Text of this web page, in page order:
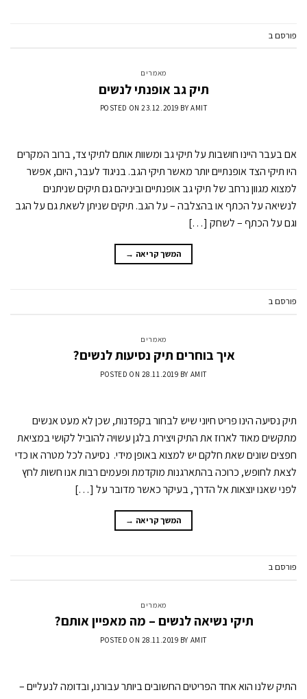
פורסם ב
מאמרים
תיק גב אופנתי לנשים
POSTED ON23.12.2019 BYAMIT
אם בעבר היינו חושבות על תיקי גב ומשוות אותם לתיקי צד, ברוב המקרים
היו תיקי הצד אופנתיים יותר מאשר תיקי הגב. בניגוד לעבר, היום, אפשר
למצוא מגוון נרחב של תיקי גב אופנתיים וביניהם גם תיקים שניתנים
לנשיאה על הכתף או בהצלבה – על הגב. תיקים שניתן לשאת גם על הגב
וגם על הכתף – לשחק […]
המשך קריאה →
פורסם ב
מאמרים
איך בוחרים תיק נסיעות לנשים?
POSTED ON 28.11.2019 BY AMIT
תיק נסיעה הינו פריט חיוני שיש לבחור בקפדנות, שכן לא מעט אנשים
מתקשים מאוד לארוז את התיק ויצירת בלגן עשויה להוביל לקושי במציאת
חפצים שונים שאת חלקם יש למצוא באופן מידי. נסיעה לכל מטרה או כדי
לצאת לחופש, כרוכה בהתארגנות מוקדמת ופעמים רבות אנו חשות לחץ
לפני שאנו יוצאות אל הדרך, בעיקר כאשר מדובר על […]
המשך קריאה →
פורסם ב
מאמרים
תיקי נשיאה לנשים – מה מאפיין אותם?
POSTED ON 28.11.2019 BY AMIT
התיק שלנו הוא אחד הפריטים החשובים ביותר עבורנו, ובדומה לנעליים –